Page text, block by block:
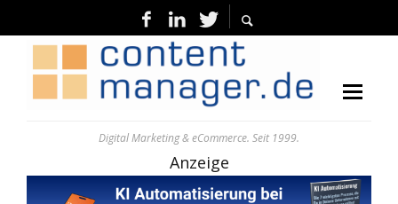
Digital Marketing & eCommerce. Seit 1999.
Anzeige